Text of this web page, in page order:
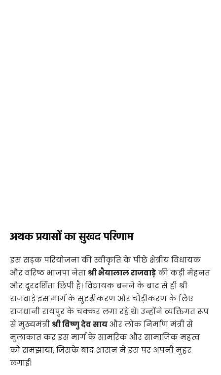
अथक प्रयासों का सुखद परिणाम
​इस सड़क परियोजना की स्वीकृति के पीछे क्षेत्रीय विधायक
और वरिष्ठ भाजपा नेताश्री भैयालाल राजवाड़ेकी कड़ी मेहनत
और दूरदर्शिता छिपी है। विधायक बनने के बाद से ही श्री
राजवाड़े इस मार्ग के सुदृढ़ीकरण और चौड़ीकरण के लिए
राजधानी रायपुर के चक्कर लगा रहे थे। उन्होंने व्यक्तिगत रूप
से मुख्यमंत्रीश्री विष्णु देव सायऔर लोक निर्माण मंत्री से
मुलाकात कर इस मार्ग के सामरिक और सामाजिक महत्व
को समझाया, जिसके बाद शासन ने इस पर अपनी मुहर
लगाई।